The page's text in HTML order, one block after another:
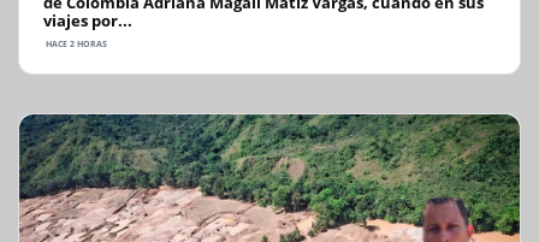
viajes por...
HACE 2 HORAS